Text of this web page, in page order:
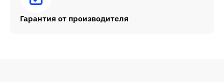
Гарантия от производителя